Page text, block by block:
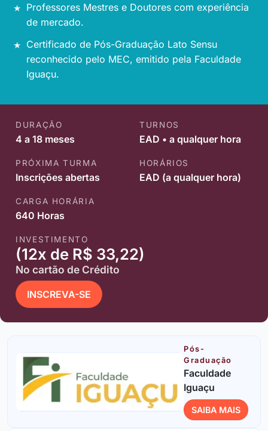
Professores Mestres e Doutores com experiência
de mercado.
Certificado de Pós-Graduação Lato Sensu
reconhecido pelo MEC, emitido pela Faculdade
Iguaçu.
DURAÇÃO
4 a 18 meses
TURNOS
EAD • a qualquer hora
PRÓXIMA TURMA
Inscrições abertas
HORÁRIOS
EAD (a qualquer hora)
CARGA HORÁRIA
640 Horas
INVESTIMENTO
(12x de R$ 33,22)
No cartão de Crédito
INSCREVA-SE
Pós-
Graduação
Faculdade
Iguaçu
SAIBA MAIS